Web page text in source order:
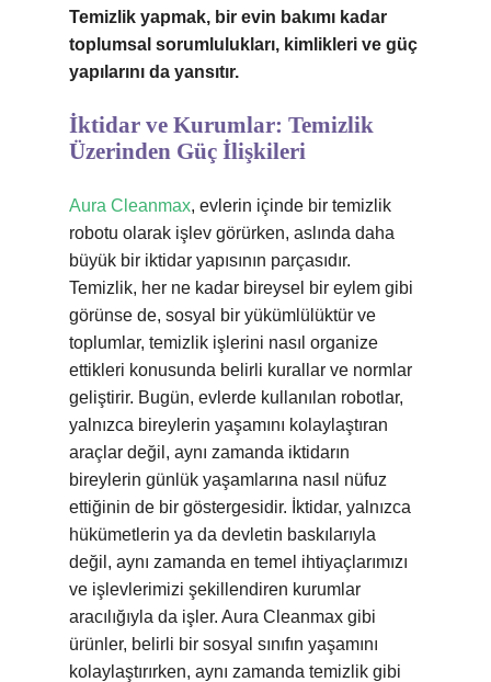
Temizlik yapmak, bir evin bakımı kadar
toplumsal sorumlulukları, kimlikleri ve güç
yapılarını da yansıtır.
İktidar ve Kurumlar: Temizlik
Üzerinden Güç İlişkileri
Aura Cleanmax, evlerin içinde bir temizlik
robotu olarak işlev görürken, aslında daha
büyük bir iktidar yapısının parçasıdır.
Temizlik, her ne kadar bireysel bir eylem gibi
görünse de, sosyal bir yükümlülüktür ve
toplumlar, temizlik işlerini nasıl organize
ettikleri konusunda belirli kurallar ve normlar
geliştirir. Bugün, evlerde kullanılan robotlar,
yalnızca bireylerin yaşamını kolaylaştıran
araçlar değil, aynı zamanda iktidarın
bireylerin günlük yaşamlarına nasıl nüfuz
ettiğinin de bir göstergesidir. İktidar, yalnızca
hükümetlerin ya da devletin baskılarıyla
değil, aynı zamanda en temel ihtiyaçlarımızı
ve işlevlerimizi şekillendiren kurumlar
aracılığıyla da işler. Aura Cleanmax gibi
ürünler, belirli bir sosyal sınıfın yaşamını
kolaylaştırırken, aynı zamanda temizlik gibi